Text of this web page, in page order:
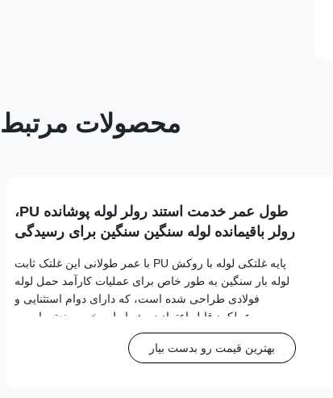
محصولات مرتبط
طول عمر خدمت استند رولر لوله پوشانده PU،
رولر باقیمانده لوله سنگین سنگین برای رسیدگی
پایه غلتکی لوله با روکش PU با عمر طولانی این غلتک ثابت
لوله بار سنگین به طور خاص برای عملیات کارآمد حمل لوله
فولادی طراحی شده است، که دارای دوام استثنایی و
عملکرد قابل اعتماد در شرایط سخت صنعتی است.
غلتک معمولی نوع بلبرینگ بلبرینگ دوبل مهر و موم شده نوع
بهترین قیمت رو بدست بیار